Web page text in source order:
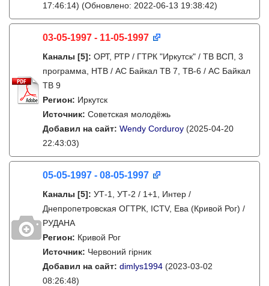
17:46:14) (Обновлено: 2022-06-13 19:38:42)
03-05-1997 - 11-05-1997
Каналы [5]: ОРТ, РТР / ГТРК "Иркутск" / ТВ ВСП, 3
программа, НТВ / АС Байкал ТВ 7, ТВ-6 / АС Байкал
ТВ 9
Регион: Иркутск
Источник: Советская молодёжь
Добавил на сайт: Wendy Corduroy (2025-04-20
22:43:03)
05-05-1997 - 08-05-1997
Каналы [5]: УТ-1, УТ-2 / 1+1, Интер /
Днепропетровская ОГТРК, ICTV, Ева (Кривой Рог) /
РУДАНА
Регион: Кривой Рог
Источник: Червоний гірник
Добавил на сайт: dimlys1994 (2023-03-02
08:26:48)